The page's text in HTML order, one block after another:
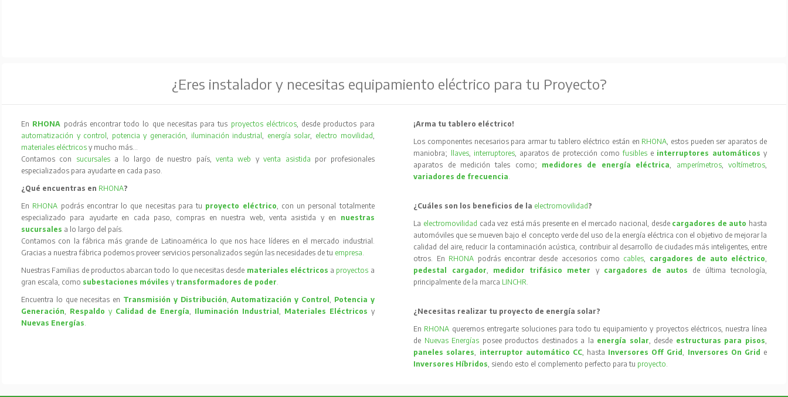
¿Eres instalador y necesitas equipamiento eléctrico para tu Proyecto?
En RHONA podrás encontrar todo lo que necesitas para tus proyectos eléctricos, desde productos para
automatización y control, potencia y generación, iluminación industrial, energía solar, electro movilidad,
materiales eléctricos y mucho más…
Contamos con sucursales a lo largo de nuestro país, venta web yventa asistida por profesionales
especializados para ayudarte en cada paso.
¿Qué encuentras en RHONA?
En RHONA podrás encontrar lo que necesitas para tu proyecto eléctrico, con un personal totalmente
especializado para ayudarte en cada paso, compras en nuestra web, venta asistida y en nuestras
sucursales a lo largo del país.
Contamos con la fábrica más grande de Latinoamérica lo que nos hace líderes en el mercado industrial.
Gracias a nuestra fábrica podemos proveer servicios personalizados según las necesidades de tu empresa.
Nuestras Familias de productos abarcan todo lo que necesitas desde materiales eléctricos a proyectos a
gran escala, como subestaciones móvilesy transformadores de poder.
Encuentra lo que necesitas en Transmisión y Distribución,Automatización y Control, Potencia y
Generación, Respaldo y Calidad de Energía, Iluminación Industrial , Materiales Eléctricos y
Nuevas Energías.
¡Arma tu tablero eléctrico!
Los componentes necesarios para armar tu tablero eléctrico están en RHONA, estos pueden ser aparatos de
maniobra;
llaves, interruptores, aparatos de protección comofusibles e interruptores automáticos y
aparatos de medición tales como; medidores de energía eléctrica, amperímetros, voltímetros,
variadores de frecuencia.
¿Cuáles son los beneficios de la electromovilidad ?
La electromovilidad cada vez está más presente en el mercado nacional, desde cargadores de auto hasta
automóviles que se mueven bajo el concepto verde del uso de la energía eléctrica con el objetivo de mejorar la
calidad del aire, reducir la contaminación acústica, contribuir al desarrollo de ciudades más inteligentes, entre
otros. En RHONA podrás encontrar desde accesorios como cables, cargadores de auto eléctrico,
pedestal cargador, medidor trifásico meter y cargadores de autos
de última tecnología,
principalmente de la marca LINCHR.
¿Necesitas realizar tu proyecto de energía solar?
En RHONA queremos entregarte soluciones para todo tu equipamiento y proyectos eléctricos, nuestra línea
de Nuevas Energías posee productos destinados a la energía solar, desde estructuras para pisos,
paneles solares, interruptor automático CC, hasta Inversores Off Grid, Inversores On Grid e
Inversores Híbridos, siendo esto el complemento perfecto para tu proyecto.